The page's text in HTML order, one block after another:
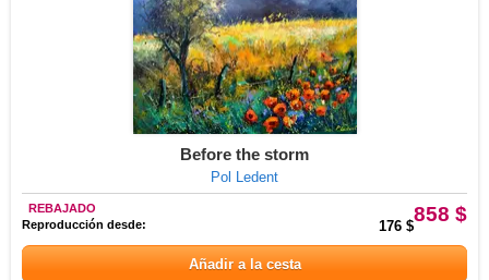
Before the storm
Pol Ledent
858 $
REBAJADO
Reproducción desde:
176 $
Añadir a la cesta